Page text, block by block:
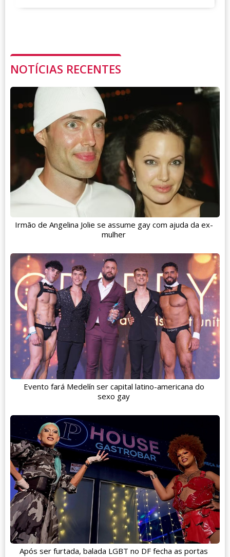
NOTÍCIAS RECENTES
Irmão de Angelina Jolie se assume gay com ajuda da ex-
mulher
Evento fará Medelín ser capital latino-americana do
sexo gay
Após ser furtada, balada LGBT no DF fecha as portas